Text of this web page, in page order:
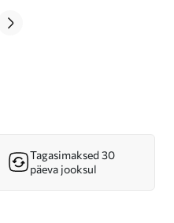
Tagasimaksed 30
päeva jooksul